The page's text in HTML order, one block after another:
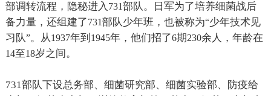
部调转流程，隐秘进入 731部队。日军为了培养细菌战后
备力量，还组建了731部队少年班，也被称为“少年技术见
习队”。从1937年到 1945年，他们招了6期230余人，年龄在
14至18岁之间。
731部队下设总务部、细菌研究部、细菌实验部、防疫给